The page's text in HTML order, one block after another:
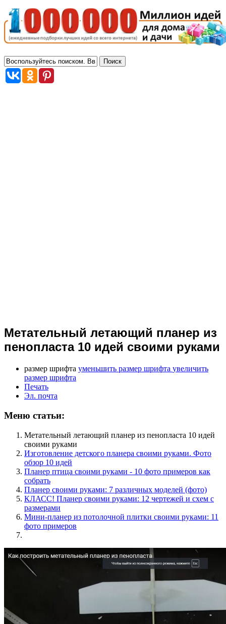
Метательный летающий планер из
пенопласта 10 идей своими руками
размер шрифта уменьшить размер шрифта увеличить
размер шрифта
Печать
Эл. почта
Меню статьи:
Метательный летающий планер из пенопласта 10 идей
своими руками
Изготовление детского планера своими руками. Фото
обзор 10 идей
Планер птица своими руками - 10 фото примеров как
собрать
Планер своими руками: 7 различных моделей (фото)
КЛАСС! Планер своими руками: 12 чертежей и схем с
размерами
Мини-планер из потолочной плитки своими руками: 11
фото примеров